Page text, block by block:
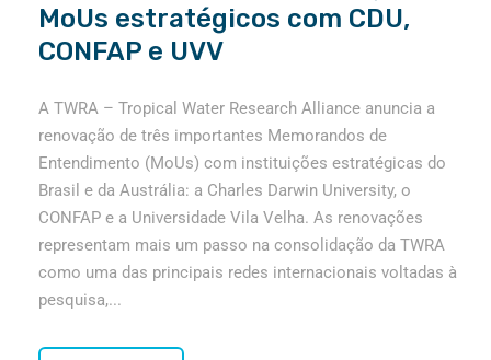
MoUs estratégicos com CDU,
CONFAP e UVV
A TWRA – Tropical Water Research Alliance anuncia a
renovação de três importantes Memorandos de
Entendimento (MoUs) com instituições estratégicas do
Brasil e da Austrália: a Charles Darwin University, o
CONFAP e a Universidade Vila Velha. As renovações
representam mais um passo na consolidação da TWRA
como uma das principais redes internacionais voltadas à
pesquisa,...